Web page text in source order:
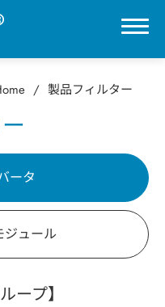
製品フィルター
ータ
ジュール
ープ】
0